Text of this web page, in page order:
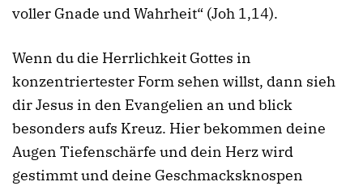
voller Gnade und Wahrheit“ (Joh 1,14).
Wenn du die Herrlichkeit Gottes in
konzentriertester Form sehen willst, dann sieh
dir Jesus in den Evangelien an und blick
besonders aufs Kreuz. Hier bekommen deine
Augen Tiefenschärfe und dein Herz wird
gestimmt und deine Geschmacksknospen